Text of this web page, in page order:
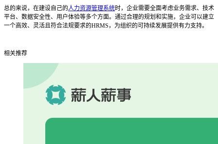
总的来说，在建设自己的人力资源管理系统时，企业需要全面考虑业务需求、技术
平台、数据安全性、用户体验等多个方面。通过合理的规划和实施，企业可以建立
一个高效、灵活且符合法规要求的HRMS，为组织的可持续发展提供有力支持。
相关推荐